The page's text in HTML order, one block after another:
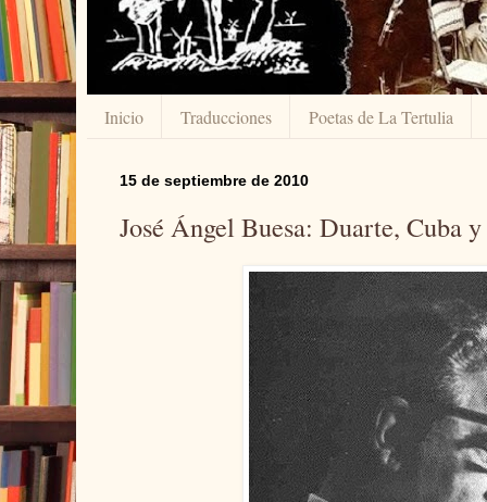
Inicio Traducciones Poetas de La Tertulia
15 de septiembre de 2010
José Ángel Buesa: Duarte, Cuba